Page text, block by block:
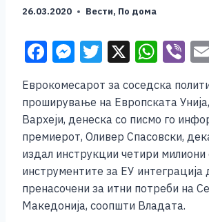
26.03.2020 Вести, По дома
F
c
e
b
o
o
k
M
ss
e
n
g
er
T
tt
er
X W
at
s
A
p
p
Vi
er
Еврокомесарот за соседска
проширување на Европската
Вархеји, денеска со писмо го
премиерот, Оливер Спасовски,
издал инструкции четири
инструментите за ЕУ интеграција
пренасочени за итни потреби на
Македонија, соопшти Владата.